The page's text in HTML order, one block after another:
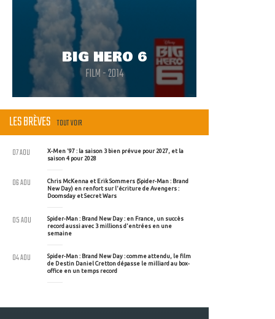
BIG HERO 6
FILM - 2014
LES BRÈVES TOUT VOIR
X-Men '97 : la saison 3 bien prévue pour 2027, et la
saison 4 pour 2028
07 AOU
Chris McKenna et Erik Sommers (Spider-Man : Brand
New Day) en renfort sur l'écriture de Avengers :
Doomsday et Secret Wars
06 AOU
Spider-Man : Brand New Day : en France, un succès
record aussi avec 3 millions d'entrées en une
semaine
05 AOU
Spider-Man : Brand New Day : comme attendu, le film
de Destin Daniel Cretton dépasse le milliard au box-
office en un temps record
04 AOU